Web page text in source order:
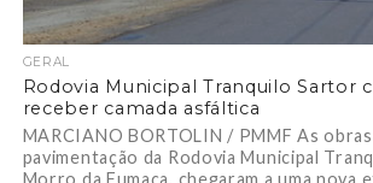
GERAL
Rodovia Municipal Tranquilo Sartor
receber camada asfáltica
MARCIANO BORTOLIN / PMMF As
pavimentação da Rodovia Municipal
Morro da Fumaça, chegaram a uma nova